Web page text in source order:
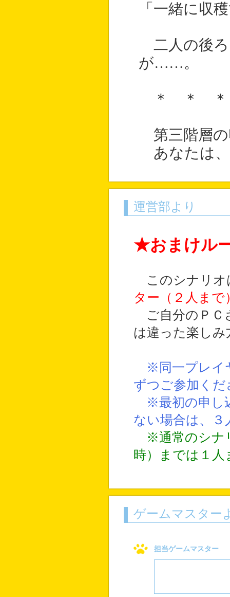
「一緒に収
二人の後ろ
が……。
＊ ＊
第三階層の
あなたは、
運営部より
★おまけル
このシナリオ
ター（２人ま
ご自分のＰＣ
は違った楽し
※同一プレイ
ずつご参加くだ
※最初の申し
ない場合は、３
※通常のシナ
時）までは１
ゲームマスター
担当ゲームマスター